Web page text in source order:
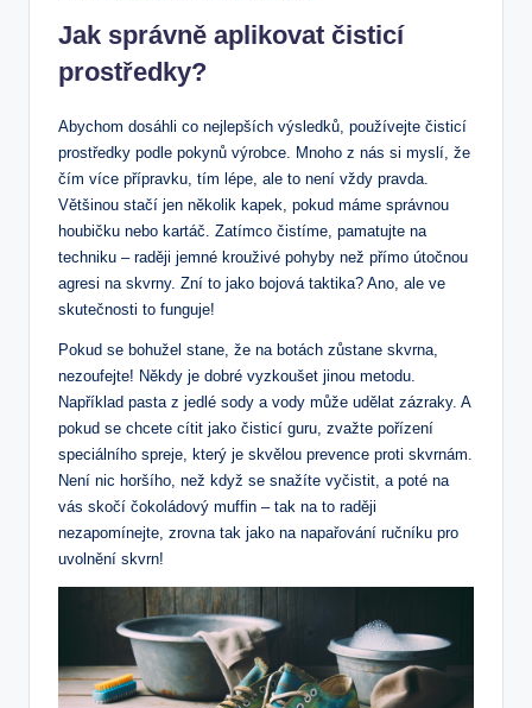
Jak správně aplikovat čisticí
prostředky?
Abychom dosáhli co nejlepších výsledků, používejte čisticí
prostředky podle pokynů výrobce. Mnoho z nás si myslí, že
čím více přípravku, tím lépe, ale to není vždy pravda.
Většinou stačí jen několik kapek, pokud máme správnou
houbičku nebo kartáč. Zatímco čistíme, pamatujte na
techniku – raději jemné krouživé pohyby než přímo útočnou
agresi na skvrny. Zní to jako bojová taktika? Ano, ale ve
skutečnosti to funguje!
Pokud se bohužel stane, že na botách zůstane skvrna,
nezoufejte! Někdy je dobré vyzkoušet jinou metodu.
Například pasta z jedlé sody a vody může udělat zázraky. A
pokud se chcete cítit jako čisticí guru, zvažte pořízení
speciálního spreje, který je skvělou prevence proti skvrnám.
Není nic horšího, než když se snažíte vyčistit, a poté na
vás skočí čokoládový muffin – tak na to raději
nezapomínejte, zrovna tak jako na napařování ručníku pro
uvolnění skvrn!